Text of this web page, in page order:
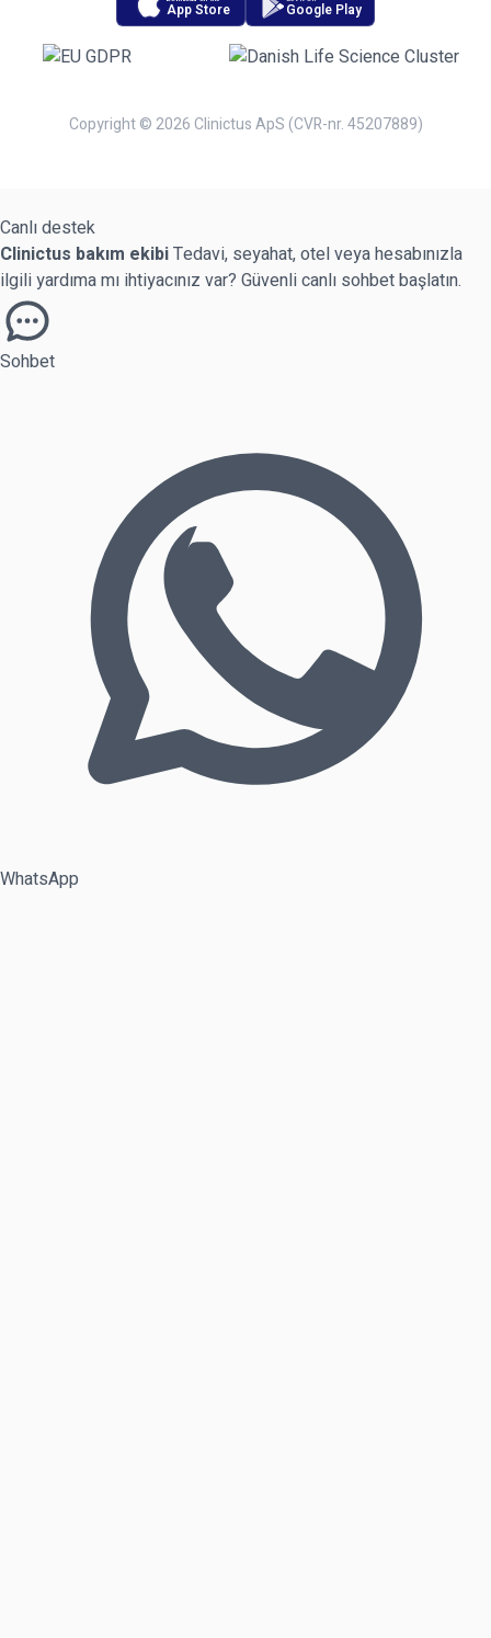
App Store Google Play
Copyright © 2026 Clinictus ApS (CVR-nr. 45207889)
Canlı destek
Clinictus bakım ekibiTedavi, seyahat, otel veya hesabınızla
ilgili yardıma mı ihtiyacınız var? Güvenli canlı sohbet başlatın.
Sohbet
WhatsApp